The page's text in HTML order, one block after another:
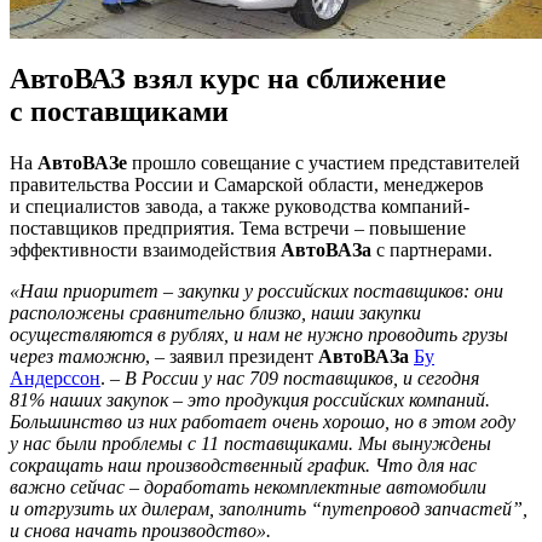
АвтоВАЗ взял курс на сближение
с поставщиками
На АвтоВАЗе прошло совещание с участием представителей
правительства России и Самарской области, менеджеров
и специалистов завода, а также руководства компаний-
поставщиков предприятия. Тема встречи – повышение
эффективности взаимодействия АвтоВАЗа с партнерами.
«Наш приоритет – закупки у российских поставщиков: они
расположены сравнительно близко, наши закупки
осуществляются в рублях, и нам не нужно проводить грузы
через таможню, – заявил президент АвтоВАЗа Бу
Андерссон. – В России у нас 709 поставщиков, и сегодня
81% наших закупок – это продукция российских компаний.
Большинство из них работает очень хорошо, но в этом году
у нас были проблемы с 11 поставщиками. Мы вынуждены
сокращать наш производственный график. Что для нас
важно сейчас – доработать некомплектные автомобили
и отгрузить их дилерам, заполнить “путепровод запчастей”,
и снова начать производство».